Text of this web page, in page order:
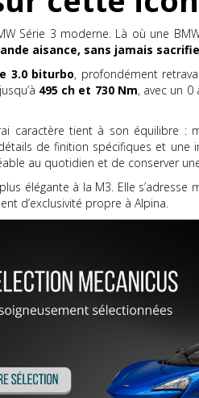
Série 3 moderne. Là où une
aisance, sans jamais
3.0 biturbo, profondément
495 ch et 730 Nm, avec un
caractère tient à son équilibre
de finition spécifiques et une
au quotidien et de conserver
élégante à la M3. Elle
d’exclusivité propre à Alpina.